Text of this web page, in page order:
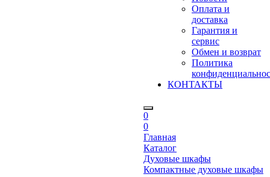
Оплата и
доставка
Гарантия и
сервис
Обмен и возврат
Политика
КОНТАКТЫ
0
0
Главная
Каталог
Духовые шкафы
Компактные духовые шкафы